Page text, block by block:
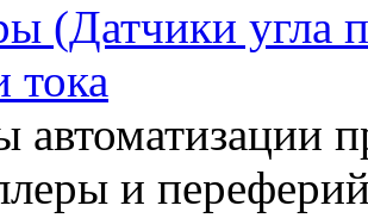
(Датчики угла
тока
автоматизации
и